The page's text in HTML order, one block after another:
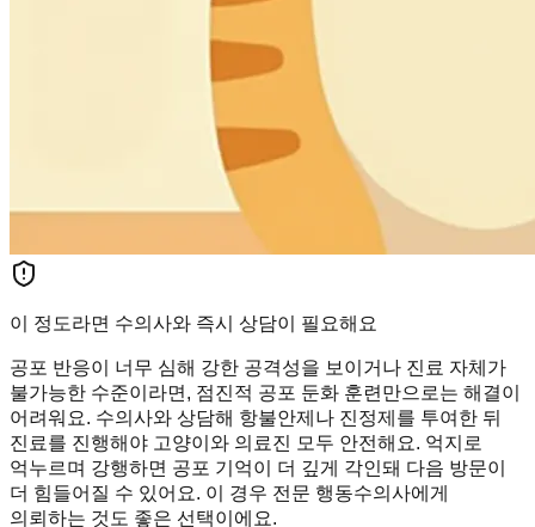
이 정도라면 수의사와 즉시 상담이 필요해요
공포 반응이 너무 심해 강한 공격성을 보이거나 진료 자체가
불가능한 수준이라면, 점진적 공포 둔화 훈련만으로는 해결이
어려워요. 수의사와 상담해 항불안제나 진정제를 투여한 뒤
진료를 진행해야 고양이와 의료진 모두 안전해요. 억지로
억누르며 강행하면 공포 기억이 더 깊게 각인돼 다음 방문이
더 힘들어질 수 있어요. 이 경우 전문 행동수의사에게
의뢰하는 것도 좋은 선택이에요.